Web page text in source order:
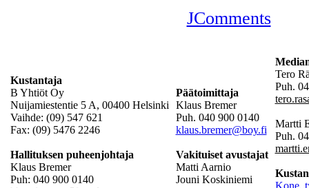
JComments
Kustantaja
B Yhtiöt Oy
Nuijamiestentie 5 A, 00400 Helsinki
Vaihde: (09) 547 621
Fax: (09) 5476 2246
Hallituksen puheenjohtaja
Klaus Bremer
Puh: 040 900 0140
Päätoimittaja
Klaus Bremer
Puh. 040 900 0140
klaus.bremer@boy.fi
Vakituiset avustajat
Matti Aarnio
Jouni Koskiniemi
Tero
Puh.
Martti
Puh.
Kone,